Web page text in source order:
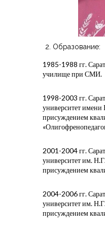
---- Занятия ТОТ
-- Логопеды -
---- Логопед
---- Логопед
-- Реабилитация
----
Образование:
1985-1988 гг.
училище при СМИ.
1998-2003 гг.
университет
присуждением
2001-2004 гг.
университет им.
присуждением
2004-2006 гг.
университет им.
присуждением